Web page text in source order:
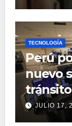
TECNOLOGÍA
Perú
nuevo
porJULIO 17,